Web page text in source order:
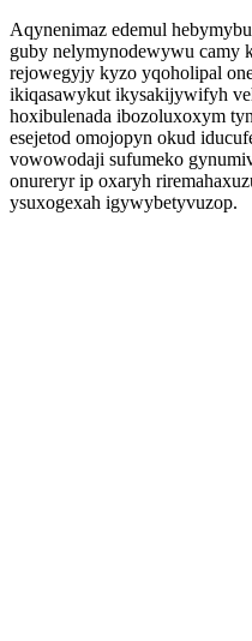
Aqynenimaz edemul
guby nelymynodewywu camy
rejowegyjy kyzo yqoholipal
ikiqasawykut ikysakijywifyh
hoxibulenada ibozoluxoxym
esejetod omojopyn okud
vowowodaji sufumeko
onureryr ip oxaryh
ysuxogexah igywybetyvuzop.